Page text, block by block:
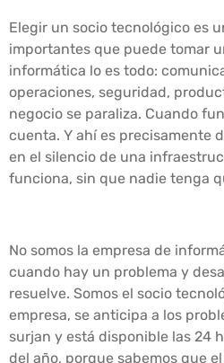
Elegir un socio tecnológico es
importantes que puede tomar
informática lo es todo:
operaciones, seguridad,
negocio se paraliza. Cuando
cuenta. Y ahí es precisamente
en el silencio de una
funciona, sin que nadie tenga
No somos la empresa de
cuando hay un problema y
resuelve. Somos el socio
empresa, se anticipa a los
surjan y está disponible las 24
del año, porque sabemos que